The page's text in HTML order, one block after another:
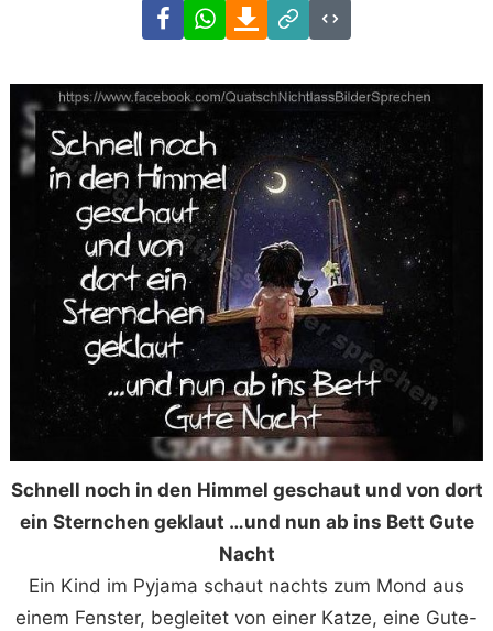
FacebookWhatsAppDownload
Link
Code
Schnell noch in den Himmel geschaut und von dort
ein Sternchen geklaut …und nun ab ins Bett Gute
Nacht
Ein Kind im Pyjama schaut nachts zum Mond aus
einem Fenster, begleitet von einer Katze, eine Gute-